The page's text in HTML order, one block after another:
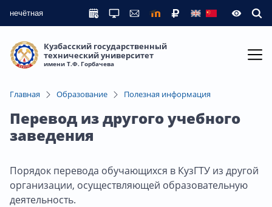
нечётная
Кузбасский государственный
технический университет
имени Т.Ф. Горбачева
Главная Образование Полезная информация
Перевод из другого учебного
заведения
Порядок перевода обучающихся в КузГТУ из другой
организации, осуществляющей образовательную
деятельность.